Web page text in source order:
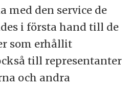
med den service de
i första hand till de
som erhållit
till representanter
och andra